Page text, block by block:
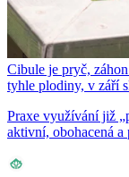
Cibule je pryč,
tyhle plodiny, v září
Praxe využívání již
aktivní, obohacená a